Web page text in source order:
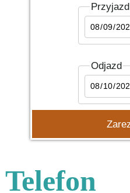
Przyjazd
Odjazd
Telefon